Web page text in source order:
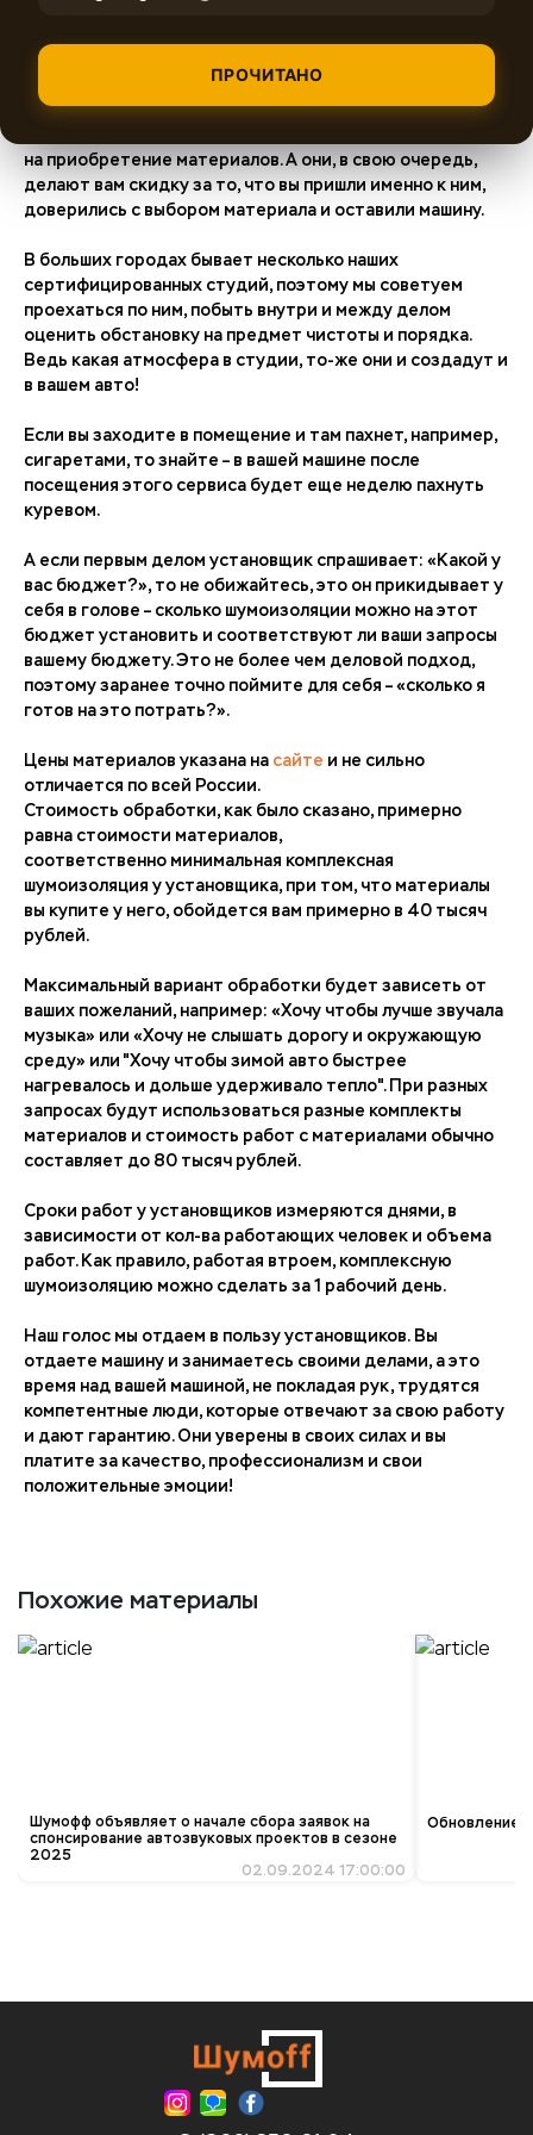
комплект с установкой у него. Наверняка, стоимость у
установщика будет меньше, нежели при приобретении
материалов и услуг по установке отдельно, ведь для
на приобретение материалов. А они, в свою очередь,
делают вам скидку за то, что вы пришли именно к ним,
доверились с выбором материала и оставили машину.
В больших городах бывает несколько наших
сертифицированных студий, поэтому мы советуем
проехаться по ним, побыть внутри и между делом
оценить обстановку на предмет чистоты и порядка.
Ведь какая атмосфера в студии, то-же они и создадут и
в вашем авто!
Если вы заходите в помещение и там пахнет, например,
сигаретами, то знайте – в вашей машине после
посещения этого сервиса будет еще неделю пахнуть
куревом.
А если первым делом установщик спрашивает: «Какой у
вас бюджет?», то не обижайтесь, это он прикидывает у
себя в голове – сколько шумоизоляции можно на этот
бюджет установить и соответствуют ли ваши запросы
вашему бюджету. Это не более чем деловой подход,
поэтому заранее точно поймите для себя – «сколько я
готов на это потрать?».
Цены материалов указана на сайте и не сильно
отличается по всей России.
Стоимость обработки, как было сказано, примерно
равна стоимости материалов,
соответственно минимальная комплексная
шумоизоляция у установщика, при том, что материалы
вы купите у него, обойдется вам примерно в 40 тысяч
рублей.
Максимальный вариант обработки будет зависеть от
ваших пожеланий, например: «Хочу чтобы лучше звучала
музыка» или «Хочу не слышать дорогу и окружающую
среду» или "Хочу чтобы зимой авто быстрее
нагревалось и дольше удерживало тепло". При разных
запросах будут использоваться разные комплекты
материалов и стоимость работ с материалами обычно
составляет до 80 тысяч рублей.
Сроки работ у установщиков измеряются днями, в
зависимости от кол-ва работающих человек и объема
работ. Как правило, работая втроем, комплексную
шумоизоляцию можно сделать за 1 рабочий день.
Наш голос мы отдаем в пользу установщиков. Вы
отдаете машину и занимаетесь своими делами, а это
время над вашей машиной, не покладая рук, трудятся
компетентные люди, которые отвечают за свою работу
и дают гарантию. Они уверены в своих силах и вы
платите за качество, профессионализм и свои
положительные эмоции!
Похожие материалы
Шумофф объявляет о начале сбора заявок на
спонсирование автозвуковых проектов в сезоне
2025
02.09.2024 17:00:00
Обновление
ПРОЧИТАНО